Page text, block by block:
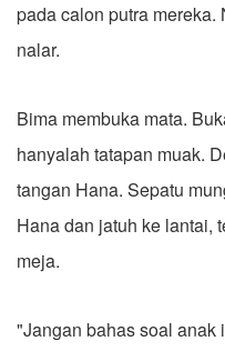
pada calon putra
nalar.
Bima membuka mata.
hanyalah tatapan muak.
tangan Hana. Sepatu
Hana dan jatuh ke lantai,
meja.
"Jangan bahas soal anak